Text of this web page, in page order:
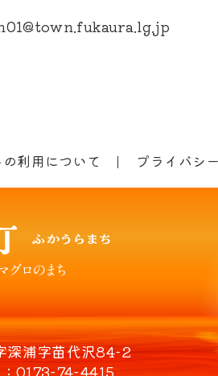
利用について プライバシ
深浦字苗代沢84-2
0173-74-4415